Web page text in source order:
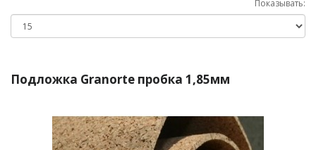
Показывать:
Подложка Granorte пробка 1,85мм